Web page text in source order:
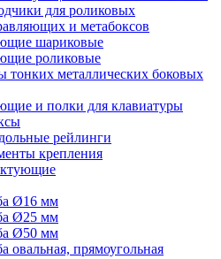
для роликовых
и метабоксов
шариковые
роликовые
тонких металлических боковых
и полки для клавиатуры
рейлинги
крепления
Ø16 мм
Ø25 мм
Ø50 мм
овальная, прямоугольная